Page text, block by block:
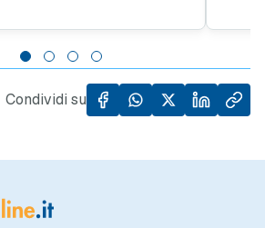
sia importante
per facilitare l'acquisto
in un contesto in cui il
degli immobili ha
del 5,5% rispetto
di
che
Condividi su